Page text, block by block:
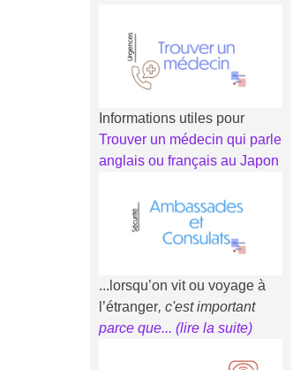
Informations utiles pour
Trouver un médecin qui parle
anglais ou français au Japon
...lorsqu’on vit ou voyage à
l’étranger, c'est important
parce que... (lire la suite)